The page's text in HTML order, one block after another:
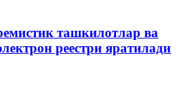
ташкилотлар ва
реестри яратилади